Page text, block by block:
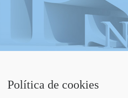
Política de cookies